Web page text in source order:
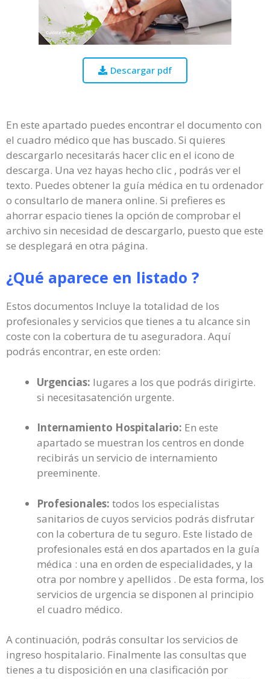
Descargar pdf
En este apartado puedes encontrar el documento con
el cuadro médico que has buscado. Si quieres
descargarlo necesitarás hacer clic en el icono de
descarga. Una vez hayas hecho clic , podrás ver el
texto. Puedes obtener la guía médica en tu ordenador
o consultarlo de manera online. Si prefieres es
ahorrar espacio tienes la opción de comprobar el
archivo sin necesidad de descargarlo, puesto que este
se desplegará en otra página.
¿Qué aparece en listado ?
Estos documentos Incluye la totalidad de los
profesionales y servicios que tienes a tu alcance sin
coste con la cobertura de tu aseguradora. Aquí
podrás encontrar, en este orden:
Urgencias: lugares a los que podrás dirigirte.
si necesitasatención urgente.
Internamiento Hospitalario: En este
apartado se muestran los centros en donde
recibirás un servicio de internamiento
preeminente.
Profesionales: todos los especialistas
sanitarios de cuyos servicios podrás disfrutar
con la cobertura de tu seguro. Este listado de
profesionales está en dos apartados en la guía
médica : una en orden de especialidades, y la
otra por nombre y apellidos . De esta forma, los
servicios de urgencia se disponen al principio
el cuadro médico.
A continuación, podrás consultar los servicios de
ingreso hospitalario. Finalmente las consultas que
tienes a tu disposición en una clasificación por